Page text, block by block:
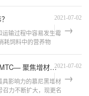
2021-07-02
输过程中容易发生霉
耗饲料中的营养物
先进增材制造技术大会AMTC— 聚焦增材制造大未来！2021-07-02
影响力的慕尼黑增材
力不断扩大，现更名